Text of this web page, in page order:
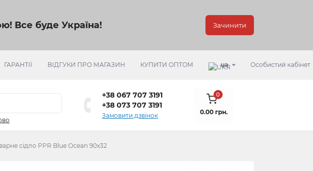
Все буде Україна! Зачинити
ГАРАНТІЇ ВІДГУКИ ПРО МАГАЗИН КУПИТИ ОПТОМ ua Особистий кабінет
+38 067 707 3191
+38 073 707 3191
Замовити дзвінок
0
0.00 грн.
сідло PPR Blue Ocean 90х32